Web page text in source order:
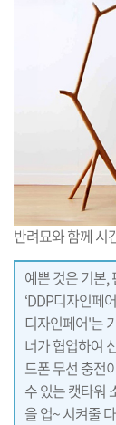
반려묘와 함께 시
예쁜 것은 기본,
‘DDP디자인페
디자인페어'는
너가 협업하여
드폰 무선 충전
수 있는 캣타워
을 업~ 시켜줄